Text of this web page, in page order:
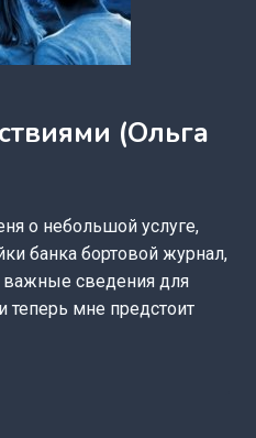
(Ольга
о небольшой услуге,
банка бортовой журнал,
важные сведения для
теперь мне предстоит